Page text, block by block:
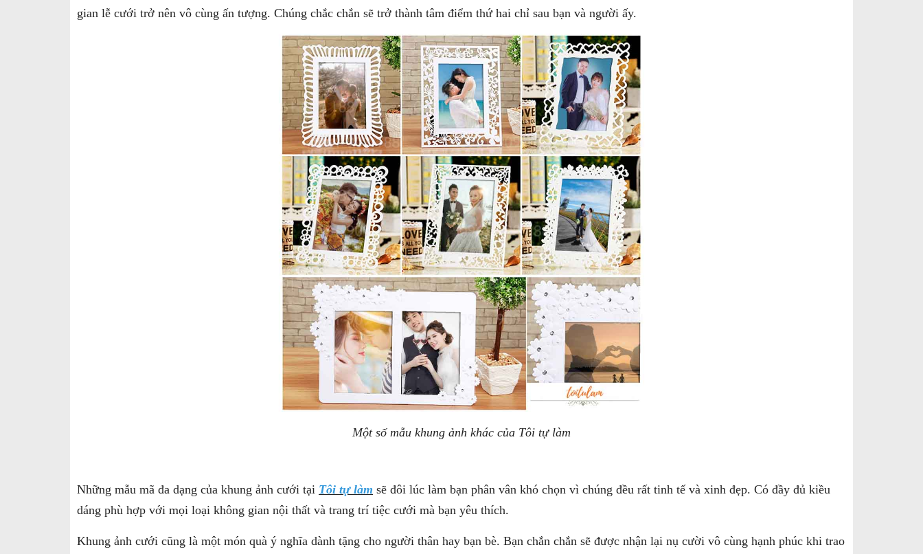
gian lễ cưới trở nên vô cùng ấn tượng. Chúng chắc chắn sẽ trở thành tâm điểm thứ hai chỉ sau bạn và người ấy.
Một số mẫu khung ảnh khác của Tôi tự làm
Những mẫu mã đa dạng của khung ảnh cưới tại Tôi tự làm sẽ đôi lúc làm bạn phân vân khó chọn vì chúng đều rất tinh tế và xinh đẹp. Có đầy đủ kiều
dáng phù hợp với mọi loại không gian nội thất và trang trí tiệc cưới mà bạn yêu thích.
Khung ảnh cưới cũng là một món quà ý nghĩa dành tặng cho người thân hay bạn bè. Bạn chắn chắn sẽ được nhận lại nụ cười vô cùng hạnh phúc khi trao